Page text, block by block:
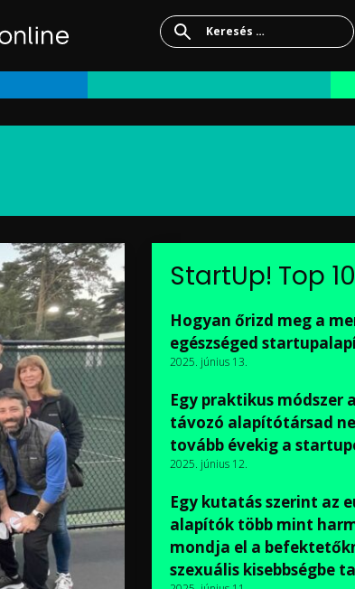
Keresés:
StartUp! Top 10
Hogyan őrizd meg a
egészséged
2025. június 13.
Egy praktikus módszer
távozó alapítótársad
tovább évekig a
2025. június 12.
Egy kutatás szerint az
alapítók több mint
mondja el a
szexuális kisebbségbe